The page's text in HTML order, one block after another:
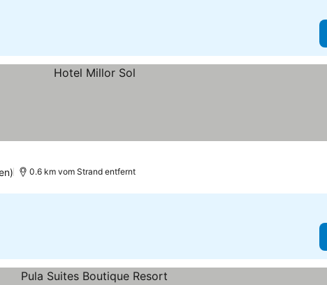
0.6 km vom Strand entfernt